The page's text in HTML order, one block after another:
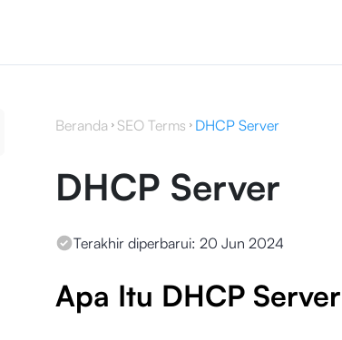
Beranda SEO Terms DHCP Server
DHCP Server
Terakhir diperbarui: 20 Jun 2024
Apa Itu DHCP